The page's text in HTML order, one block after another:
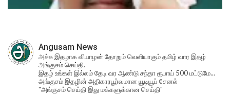
Angusam News
அச்சு இதழாக வியாழன் தோறும் வெளியாகும் தமிழ் வார இதழ்
அங்குசம் செய்தி.
இதழ் உங்கள் இல்லம் தேடி வர ஆண்டு சந்தா ரூபாய் 500 மட்டுமே...
அங்குசம் இதழின் அதிகாரபூர்வமான யூடியூப் சேனல்
"அங்குசம் செய்தி இது மக்களுக்கான செய்தி"